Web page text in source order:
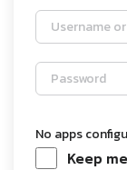
No apps
Keep